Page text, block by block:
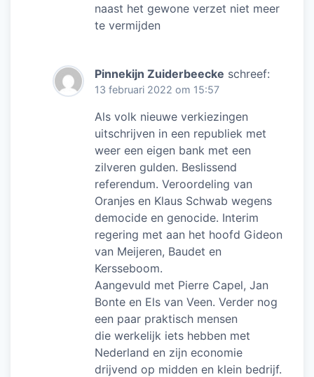
naast het gewone verzet niet meer
te vermijden
Pinnekijn Zuiderbeecke schreef:
13 februari 2022 om 15:57
Als volk nieuwe verkiezingen
uitschrijven in een republiek met
weer een eigen bank met een
zilveren gulden. Beslissend
referendum. Veroordeling van
Oranjes en Klaus Schwab wegens
democide en genocide. Interim
regering met aan het hoofd Gideon
van Meijeren, Baudet en
Kersseboom.
Aangevuld met Pierre Capel, Jan
Bonte en Els van Veen. Verder nog
een paar praktisch mensen
die werkelijk iets hebben met
Nederland en zijn economie
drijvend op midden en klein bedrijf.